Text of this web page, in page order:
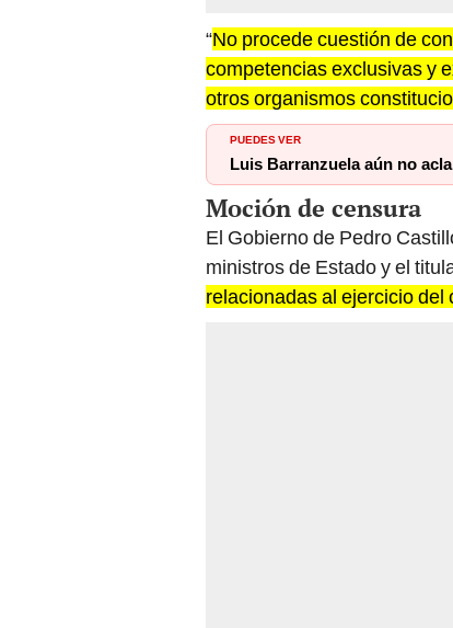
“No procede cuestión de
competencias exclusivas y
otros organismos
PUEDES VER
Luis Barranzuela aún no
Moción de censura
El Gobierno de Pedro
ministros de Estado y el
relacionadas al ejercicio del